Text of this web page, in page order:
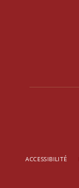
ACCESSIBILITÉ